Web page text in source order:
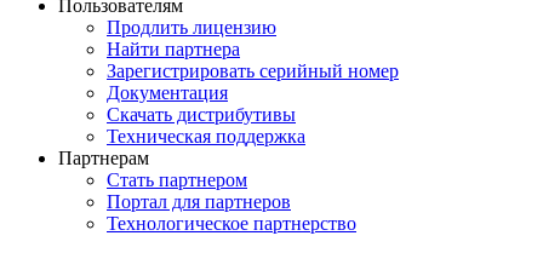
Пользователям
Продлить лицензию
Найти партнера
Зарегистрировать серийный номер
Документация
Скачать дистрибутивы
Техническая поддержка
Партнерам
Стать партнером
Портал для партнеров
Технологическое партнерство